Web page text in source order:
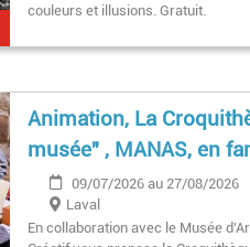
couleurs et illusions. Gratuit.
Animation, La
musée" , MANAS, en
09/07/2026 au 27/08/2026
Laval
En collaboration avec le Musée